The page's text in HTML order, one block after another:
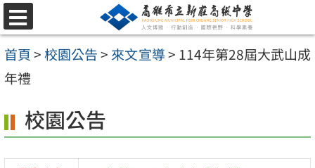
跳
至
主
要
容
區
選
單
首頁>校園公告> 來文宣導> 114年第28屆大武山成
年禮
校園公告